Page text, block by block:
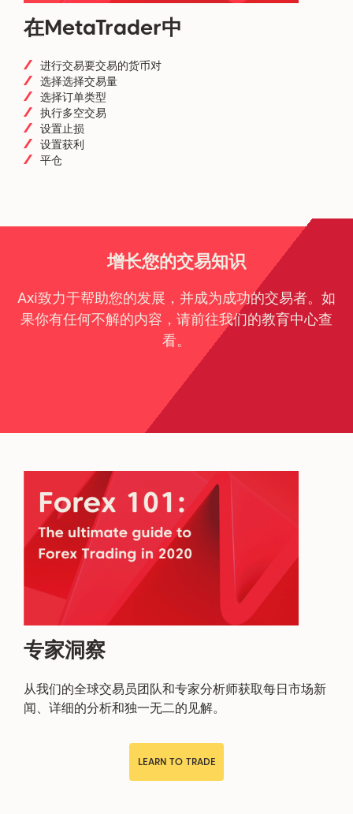
在MetaTrader中
进行交易要交易的货币对
选择选择交易量
选择订单类型
执行多空交易
设置止损
设置获利
平仓
增长您的交易知识
Axi致力于帮助您的发展，并成为成功的交易者。如
果你有任何不解的内容，请前往我们的教育中心查
看。
专家洞察
从我们的全球交易员团队和专家分析师获取每日市场新
闻、详细的分析和独一无二的见解。
LEARN TO TRADE